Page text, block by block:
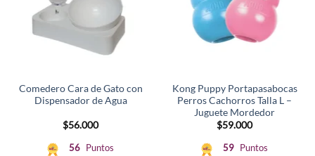
Comedero Cara de Gato con
Dispensador de Agua
$56.000
56 Puntos
Kong Puppy Portapasabocas
Perros Cachorros Talla L –
Juguete Mordedor
$59.000
59 Puntos